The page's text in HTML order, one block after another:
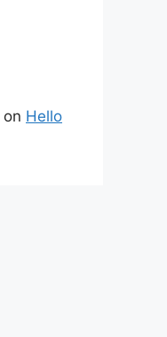
on Hello